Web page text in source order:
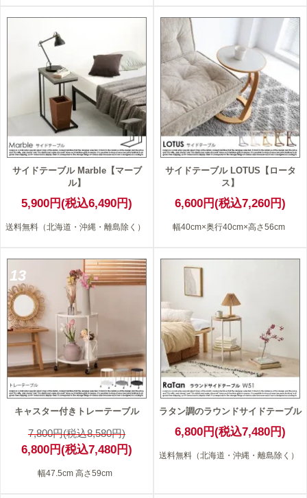
サイドテーブル Marble【マーブ
ル】
5,900円(税込6,490円)
送料無料（北海道・沖縄・離島除く）
サイドテーブル LOTUS【ロータ
ス】
6,600円(税込7,260円)
幅40cm×奥行40cm×高さ56cm
13
キャスター付きトレーテーブル
7,800円(税込8,580円)
6,800円(税込7,480円)
幅47.5cm 高さ59cm
ラタン調のラウンドサイドテーブル
6,800円(税込7,480円)
送料無料（北海道・沖縄・離島除く）